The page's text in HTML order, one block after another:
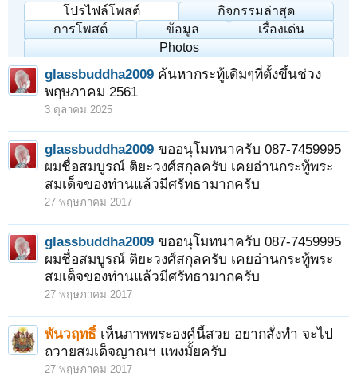
โปรไฟล์โพสต์
กิจกรรมล่าสุด
การโพสต์
ข้อมูล
เรื่องเด่น
Photos
glassbuddha2009 ค้นหากระทู้เดิมๆที่ตั้งขึ้นช่วง
พฤษภาคม 2561
3 ตุลาคม 2025
glassbuddha2009 ขออนุโมทนาครับ 087-7459995
ผมชื่อสมบูรณ์ ติยะวงศ์สกุลครับ เคยอ่านกระทู้พระ
สมเด็จของท่านแล้วมีศรัทธามากครับ
27 พฤษภาคม 2017
glassbuddha2009 ขออนุโมทนาครับ 087-7459995
ผมชื่อสมบูรณ์ ติยะวงศ์สกุลครับ เคยอ่านกระทู้พระ
สมเด็จของท่านแล้วมีศรัทธามากครับ
27 พฤษภาคม 2017
พันวฤทธิ์ เห็นภาพพระองค์นี้สวย อยากสั่งทำ จะไป
ถวายสมเด็จญาณฯ แพงมั้ยครับ
27 พฤษภาคม 2017